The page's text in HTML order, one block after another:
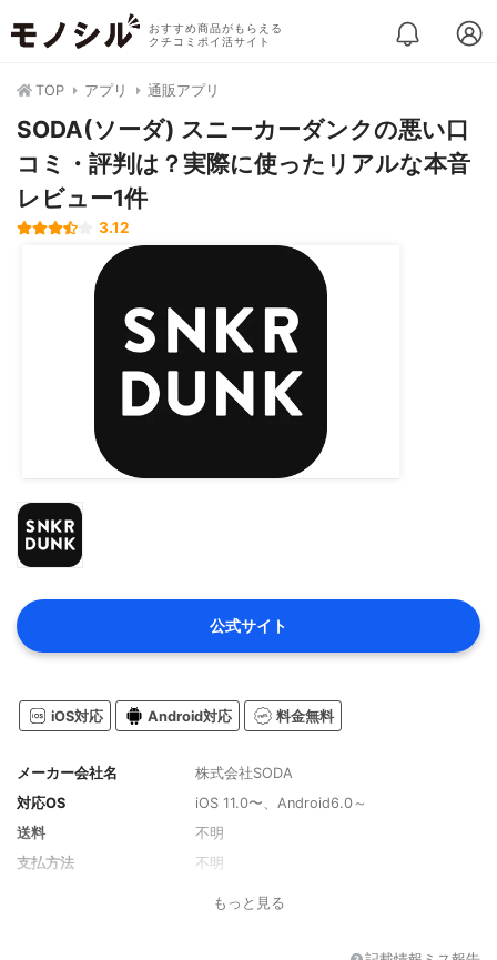
おすすめ商品がもらえる
クチコミポイ活サイト
TOP アプリ 通販アプリ
SODA(ソーダ) スニーカーダンクの悪い口
コミ・評判は？実際に使ったリアルな本音
レビュー1件
3.12
公式サイト
iOS対応 Android対応 料金無料
メーカー会社名
株式会社SODA
対応OS
iOS 11.0〜、Android6.0～
送料
不明
支払方法
不明
もっと見る